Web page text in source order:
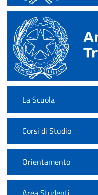
La Scuola
Corsi di Studio
Orientamento